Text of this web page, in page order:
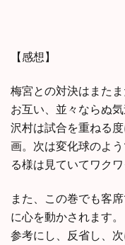
【感想】
梅宮との対決はまたま
お互い、並々ならぬ
沢村は試合を重ねる
画。次は変化球のよ
る様は見ていてワクワ
また、この巻でも客
に心を動かされます。
参考にし、反省し、